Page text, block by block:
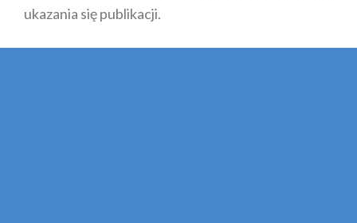
ukazania się publikacji.